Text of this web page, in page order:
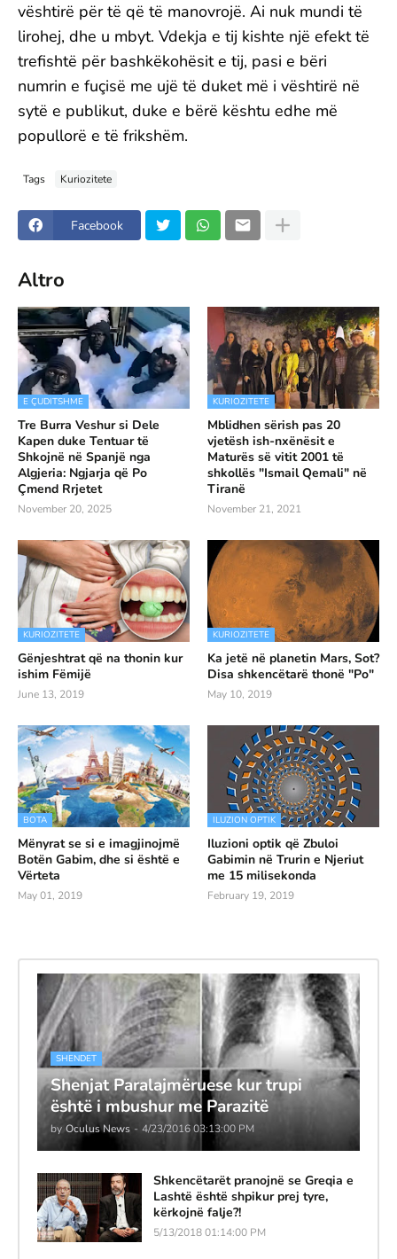
vështirë për të që të manovrojë. Ai nuk mundi të
lirohej, dhe u mbyt. Vdekja e tij kishte një efekt të
trefishtë për bashkëkohësit e tij, pasi e bëri
numrin e fuçisë me ujë të duket më i vështirë në
sytë e publikut, duke e bërë kështu edhe më
popullorë e të frikshëm.
Tags Kuriozitete
Facebook
Altro
E ÇUDITSHME
Tre Burra Veshur si Dele
Kapen duke Tentuar të
Shkojnë në Spanjë nga
Algjeria: Ngjarja që Po
Çmend Rrjetet
November 20, 2025
KURIOZITETE
Mblidhen sërish pas 20
vjetësh ish-nxënësit e
Maturës së vitit 2001 të
shkollës "Ismail Qemali" në
Tiranë
November 21, 2021
KURIOZITETE
Gënjeshtrat që na thonin kur
ishim Fëmijë
June 13, 2019
KURIOZITETE
Ka jetë në planetin Mars, Sot?
Disa shkencëtarë thonë "Po"
May 10, 2019
BOTA
Mënyrat se si e imagjinojmë
Botën Gabim, dhe si është e
Vërteta
May 01, 2019
ILUZION OPTIK
Iluzioni optik që Zbuloi
Gabimin në Trurin e Njeriut
me 15 milisekonda
February 19, 2019
SHENDET
Shenjat Paralajmëruese kur trupi
është i mbushur me Parazitë
by Oculus News - 4/23/2016 03:13:00 PM
Shkencëtarët pranojnë se Greqia e
Lashtë është shpikur prej tyre,
kërkojnë falje?!
5/13/2018 01:14:00 PM